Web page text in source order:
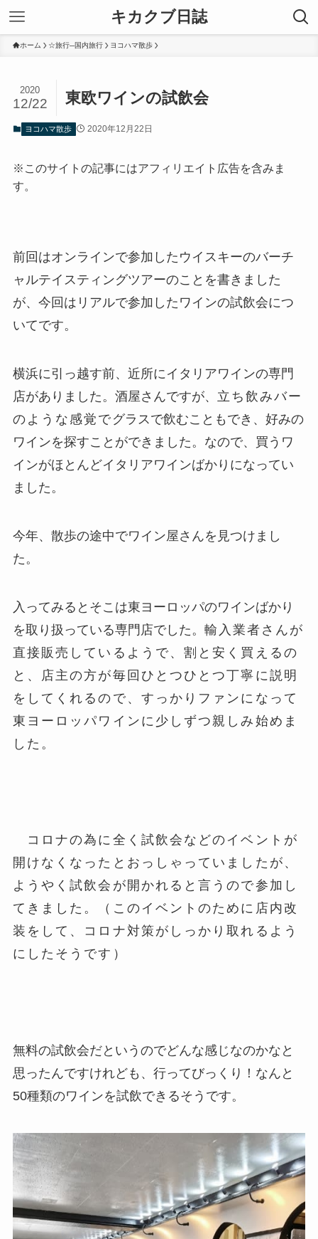
キカクブ日誌
ホーム ☆旅行─国内旅行 ヨコハマ散歩
東欧ワインの試飲会
2020
12/22
ヨコハマ散歩 2020年12月22日
※このサイトの記事にはアフィリエイト広告を含みま
す。
前回はオンラインで参加したウイスキーのバーチ
ャルテイスティングツアーのことを書きました
が、今回はリアルで参加したワインの試飲会につ
いてです。
横浜に引っ越す前、近所にイタリアワインの専門
店がありました。酒屋さんですが、 立ち飲みバー
のような感覚でグラスで飲むこともでき、好みの
ワインを探すことができました。なので、買うワ
インがほとんどイタリアワインばかりになってい
ました。
今年、散歩の途中でワイン屋さんを見つけまし
た。
入ってみるとそこは東ヨーロッパのワインばかり
を取り扱っている専門店でした。 輸入業者さんが
直接販売しているようで、割と安く買えるの
と、店主の方が毎回 ひとつひとつ丁寧に説明
をしてくれるので、すっかりファンになって
東ヨーロッパワインに少しずつ親しみ始めま
した。
コロナの為に全く試飲会などのイベントが
開けなくなったとおっしゃっていましたが、
ようやく試飲会が開かれると言うので参加し
てきました。（ このイベントのために店内改
装をして、コロナ対策がしっかり取れるよう
にしたそうです）
無料の試飲会だというのでどんな感じなのかなと
思ったんですけれども、行ってびっくり！なんと
50種類のワインを試飲できるそうです。